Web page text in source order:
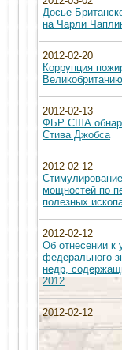
Досье
на Чарли
2012-02-20
Коррупция
2012-02-13
ФБР США
Стива Джобса
2012-02-12
мощностей по
полезных
2012-02-12
Об отнесении к
федерального
недр,
2012
2012-02-12